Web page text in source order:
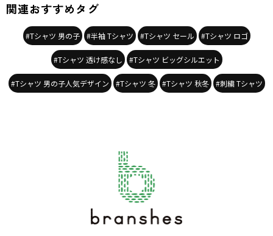
関連おすすめタグ
#Tシャツ 男の子 #半袖 Tシャツ #Tシャツ セール #Tシャツ ロゴ
#Tシャツ 透け感なし #Tシャツ ビッグシルエット
#Tシャツ 男の子人気デザイン #Tシャツ 冬 #Tシャツ 秋冬 #刺繍 Tシャツ